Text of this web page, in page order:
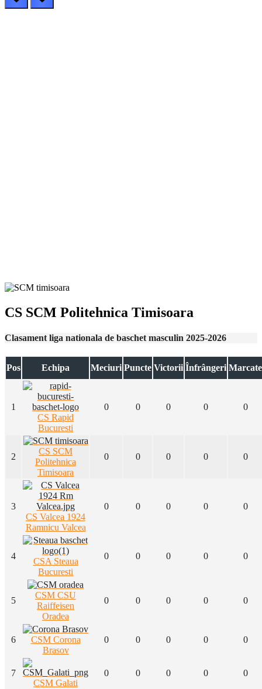
CS SCM Politehnica Timisoara
Clasament liga nationala de baschet masculin 2025-2026
Pos Echipa Meciuri Puncte Victorii Înfrângeri Marcate
1
CS Rapid
Bucuresti
0 0 0 0 0
2
CS SCM
Politehnica
Timisoara
0 0 0 0 0
3
CS Valcea 1924
Ramnicu Valcea
0 0 0 0 0
4
CSA Steaua
Bucuresti
0 0 0 0 0
5
CSM CSU
Raiffeisen
Oradea
0 0 0 0 0
6
CSM Corona
Brasov
0 0 0 0 0
7
CSM Galati
0 0 0 0 0